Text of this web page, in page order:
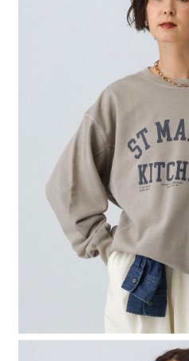
帳／街口支付／iPASS MONEY」等通
1.本服務係由「台灣大哥大股份有限公
用戶於交易時，得透過本服務購買商品
買賣價金債權讓與本公司後，依約使用
2.基於同意付款使用「大哥付你分期」
資料（包含姓名、電話或地址）提供予
由本公司與您本人進行分期帳單所需資
3.完整用戶服務條款，請詳閱以下連結：
結帳頁面，進行簡訊認證並確認金額後
２．訂單成立數日內，您將收到繳費通
３．收到繳費通知簡訊後14天內，點擊
ATM／網路銀行／等多元方式進行付款
※ 請注意：結帳手續完成當下不需立刻
購買商品的店家。未經商家同意取消之
後付繳納相關費用。
※ 交易是否成功請以「AFTEE先享後付
是否繳費成功／繳費後需取消欲退款等
客戶支援中心」
https://
【注意事項】
１．透過由恩沛科技股份有限公司提供
易，需依本服務之必要範圍內提供個人
權轉讓予恩沛科技股份有限公司。
２．關於個人資料處理事宜，請瀏覽以
３．未成年的使用者請事先徵得法定代
「AFTEE先享後付」，若未經同意申辦
４．使用「AFTEE先享後付」時，將依
時審查核予不同之上限額度；若仍有額
請求用戶進行身份認證。
５．嚴禁一人註冊多個帳號或使用他人
恩沛科技股份有限公司將有權停止該用
每筆NT$80，滿NT$1,500(含以上)免
每筆NT$80，滿NT$1,500(含以上)免
每筆NT$80，滿NT$1,500(含以上)